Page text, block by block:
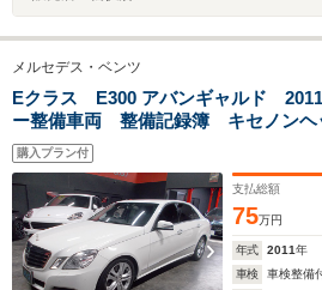
メルセデス・ベンツ
Eクラス E300 アバンギャルド 2011
ー整備車両 整備記録簿 キセノン
17インチ 黒革シート クルーズコン
HDDナビ地デジBカメラ CD録音DVD
ス ETC キーレスゴー
購入プラン付
支払総額
75万円
年式 2011年
車検
車検整備